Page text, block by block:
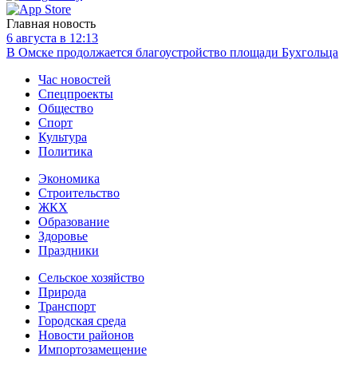
Главная новость
6 августа в 12:13
В Омске продолжается благоустройство площади Бухгольца
Час новостей
Спецпроекты
Общество
Спорт
Культура
Политика
Экономика
Строительство
ЖКХ
Образование
Здоровье
Праздники
Сельское хозяйство
Природа
Транспорт
Городская среда
Новости районов
Импортозамещение